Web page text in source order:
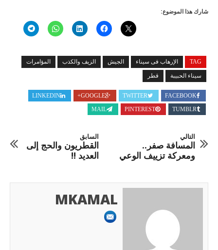
شارك هذا الموضوع:
TAG الإرهاب فى سيناء الجيش الزيف والكذب المؤامرات
سيناء الحبيبة قطر
FACEBOOK
TWITTER
GOOGLE+
LINKEDIN
TUMBLR
PINTEREST
MAIL
السابق
القطريون والحج إلى
العديد !!
التالي
المسافة صفر..
ومعركة تزييف الوعي
MKAMAL